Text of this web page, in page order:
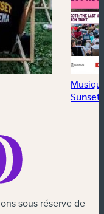
Sunset
sous réserve de